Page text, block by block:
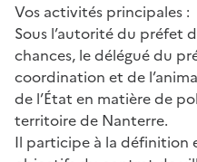
Vos activités principales :
Sous l’autorité du préfet
chances, le délégué du
coordination et de
de l’État en matière de
territoire de Nanterre.
Il participe à la définition